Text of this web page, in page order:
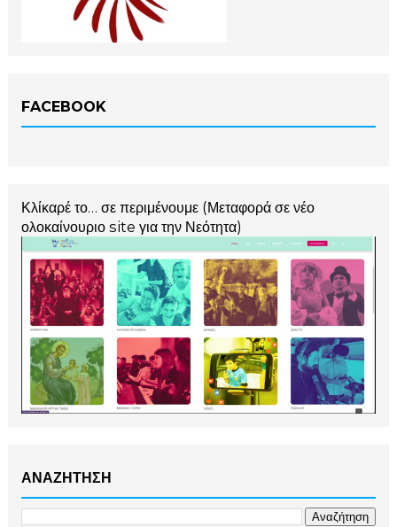
FACEBOOK
Κλίκαρέ το… σε περιμένουμε (Μεταφορά σε νέο
ολοκαίνουριο site για την Νεότητα)
ΑΝΑΖΗΤΗΣΗ